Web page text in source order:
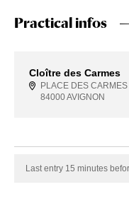
Practical infos
Cloître des Carmes
PLACE DES CARMES
84000 AVIGNON
Last entry 15 minutes